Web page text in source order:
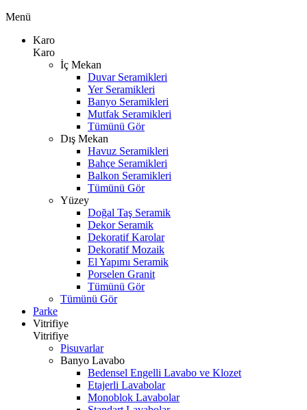
Menü
Karo
Karo
İç Mekan
Duvar Seramikleri
Yer Seramikleri
Banyo Seramikleri
Mutfak Seramikleri
Tümünü Gör
Dış Mekan
Havuz Seramikleri
Bahçe Seramikleri
Balkon Seramikleri
Tümünü Gör
Yüzey
Doğal Taş Seramik
Dekor Seramik
Dekoratif Karolar
Dekoratif Mozaik
El Yapımı Seramik
Porselen Granit
Tümünü Gör
Tümünü Gör
Parke
Vitrifiye
Vitrifiye
Pisuvarlar
Banyo Lavabo
Bedensel Engelli Lavabo ve Klozet
Etajerli Lavabolar
Monoblok Lavabolar